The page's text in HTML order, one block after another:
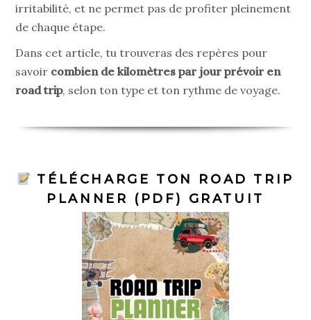
irritabilité, et ne permet pas de profiter pleinement
de chaque étape.
Dans cet article, tu trouveras des repères pour
savoir combien de kilomètres par jour prévoir en
road trip, selon ton type et ton rythme de voyage.
TÉLÉCHARGE TON ROAD TRIP
PLANNER (PDF) GRATUIT